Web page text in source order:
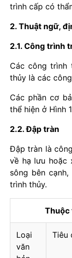
trình cấp có
2. Thuật ngữ,
2.1. Công trình
Các công trình
thủy là các
Các phần cơ
thể hiện ở Hình
2.2. Đập tràn
Đập tràn là
về hạ lưu hoặc
sông bên
trình thủy.
Thuộc
Loại
văn
Tiêu